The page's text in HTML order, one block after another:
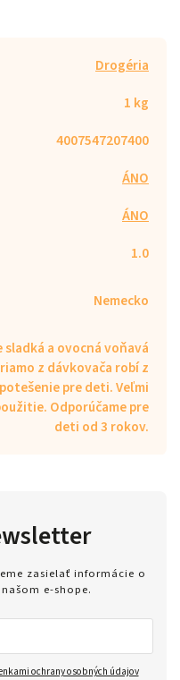
Drogéria
1 kg
4007547207400
ÁNO
ÁNO
1.0
Nemecko
sladká a ovocná voňavá
z dávkovača robí z
pre deti. Veľmi
Odporúčame pre
deti od 3 rokov.
zasielať informácie o
e-shope.
ochrany osobných údajov